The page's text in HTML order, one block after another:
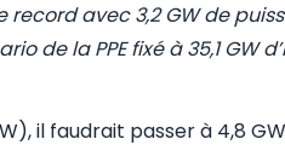
record avec 3,2 GW de
de la PPE fixé à 35,1 GW
il faudrait passer à 4,8